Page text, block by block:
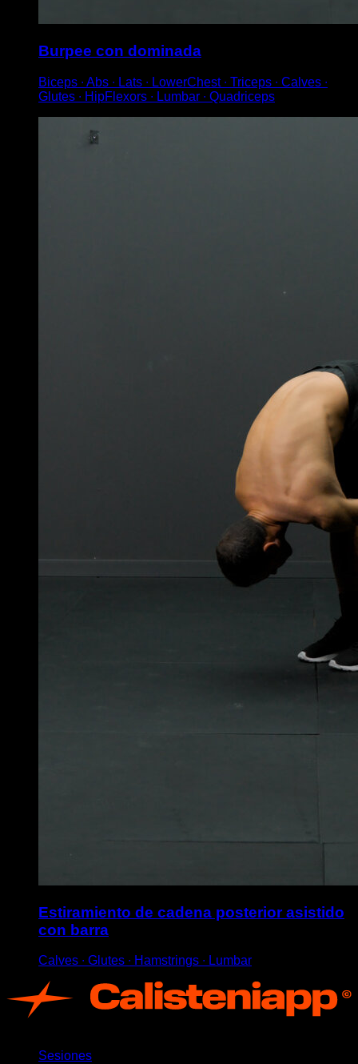
Burpee con dominada
Biceps ∙ Abs ∙ Lats ∙ LowerChest ∙ Triceps ∙ Calves ∙
Glutes ∙ HipFlexors ∙ Lumbar ∙ Quadriceps
Estiramiento de cadena posterior asistido
con barra
Calves ∙ Glutes ∙ Hamstrings ∙ Lumbar
Sesiones